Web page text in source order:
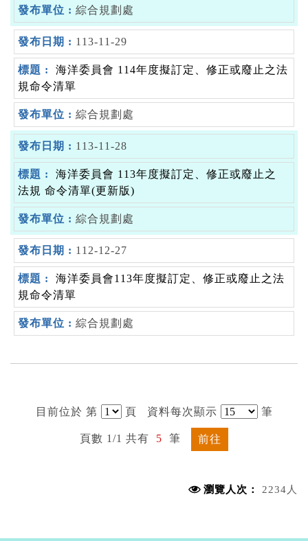
綜合規劃處
113-11-29
海洋委員會 114年度擬訂定、修正或廢止之法
規命令清單
綜合規劃處
113-11-28
海洋委員會 113年度擬訂定、修正或廢止之
法規 命令清單(更新版)
綜合規劃處
112-12-27
海洋委員會113年度擬訂定、修正或廢止之法
規命令清單
綜合規劃處
目前位於 第 頁 資料每次顯示 筆
頁數 1/1 共有 5 筆 前往
瀏覽人次： 2234人